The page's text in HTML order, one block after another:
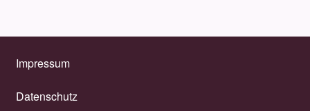
Impressum
Datenschutz